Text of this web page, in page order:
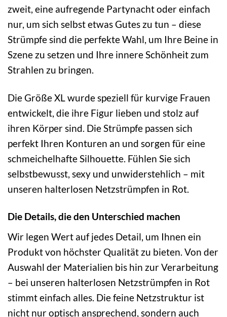
zweit, eine aufregende Partynacht oder einfach
nur, um sich selbst etwas Gutes zu tun – diese
Strümpfe sind die perfekte Wahl, um Ihre Beine in
Szene zu setzen und Ihre innere Schönheit zum
Strahlen zu bringen.
Die Größe XL wurde speziell für kurvige Frauen
entwickelt, die ihre Figur lieben und stolz auf
ihren Körper sind. Die Strümpfe passen sich
perfekt Ihren Konturen an und sorgen für eine
schmeichelhafte Silhouette. Fühlen Sie sich
selbstbewusst, sexy und unwiderstehlich – mit
unseren halterlosen Netzstrümpfen in Rot.
Die Details, die den Unterschied machen
Wir legen Wert auf jedes Detail, um Ihnen ein
Produkt von höchster Qualität zu bieten. Von der
Auswahl der Materialien bis hin zur Verarbeitung
– bei unseren halterlosen Netzstrümpfen in Rot
stimmt einfach alles. Die feine Netzstruktur ist
nicht nur optisch ansprechend, sondern auch